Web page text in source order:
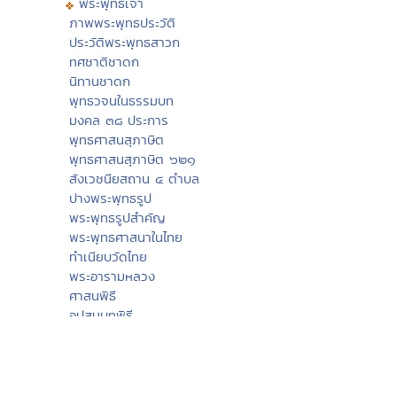
ภาพพระพุทธประวัติ
ประวัติพระพุทธสาวก
ทศชาติชาดก
นิทานชาดก
พุทธวจนในธรรมบท
มงคล ๓๘ ประการ
พุทธศาสนสุภาษิต
พุทธศาสนสุภาษิต ๖๒๑
สังเวชนียสถาน ๔ ตำบล
ปางพระพุทธรูป
พระพุทธรูปสำคัญ
พระพุทธศาสนาในไทย
ทำเนียบวัดไทย
พระอารามหลวง
ศาสนพิธี
อุปสมบทพิธี